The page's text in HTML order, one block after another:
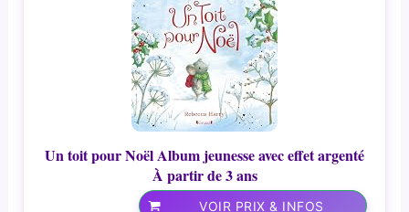
Un toit pour Noël Album jeunesse avec effet argenté
À partir de 3 ans
VOIR PRIX & INFOS